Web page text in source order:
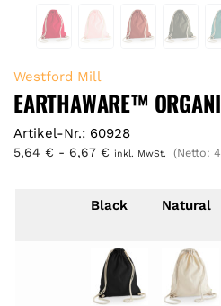
Westford Mill
EARTHAWARE™
Artikel-Nr.: 60928
5,64 € - 6,67 € inkl. MwSt. (Netto:
Black Natural